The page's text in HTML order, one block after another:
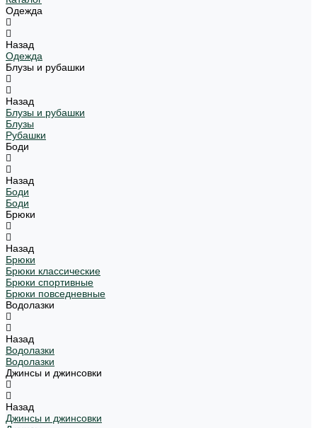
Одежда
Назад
Одежда
Блузы и рубашки
Назад
Блузы и рубашки
Блузы
Рубашки
Боди
Назад
Боди
Боди
Брюки
Назад
Брюки
Брюки классические
Брюки спортивные
Брюки повседневные
Водолазки
Назад
Водолазки
Водолазки
Джинсы и джинсовки
Назад
Джинсы и джинсовки